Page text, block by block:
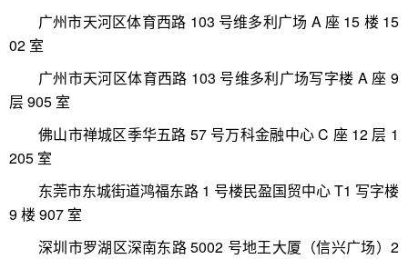
广州市天河区体育西路 103 号维多利广场 A 座 15 楼 15
02 室
广州市天河区体育西路 103 号维多利广场写字楼 A 座 9
层 905 室
佛山市禅城区季华五路 57 号万科金融中心 C 座 12 层 1
205 室
东莞市东城街道鸿福东路 1 号楼民盈国贸中心 T1 写字楼
9 楼 907 室
深圳市罗湖区深南东路 5002 号地王大厦（信兴广场）2